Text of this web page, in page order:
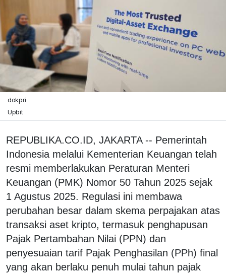
dokpri
Upbit
REPUBLIKA.CO.ID, JAKARTA -- Pemerintah
Indonesia melalui Kementerian Keuangan telah
resmi memberlakukan Peraturan Menteri
Keuangan (PMK) Nomor 50 Tahun 2025 sejak
1 Agustus 2025. Regulasi ini membawa
perubahan besar dalam skema perpajakan atas
transaksi aset kripto, termasuk penghapusan
Pajak Pertambahan Nilai (PPN) dan
penyesuaian tarif Pajak Penghasilan (PPh) final
yang akan berlaku penuh mulai tahun pajak